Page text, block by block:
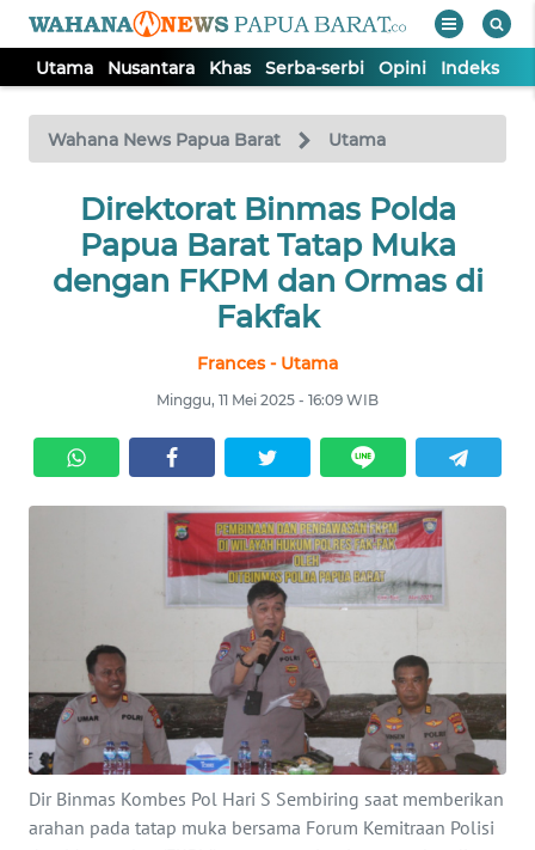
Utama Nusantara Khas Serba-serbi Opini Indeks
Wahana News Papua Barat Utama
Direktorat Binmas Polda
Papua Barat Tatap Muka
dengan FKPM dan Ormas di
Fakfak
Frances - Utama
Minggu, 11 Mei 2025 - 16:09 WIB
Dir Binmas Kombes Pol Hari S Sembiring saat memberikan
arahan pada tatap muka bersama Forum Kemitraan Polisi
TV
Tutup
UTAMA
NUSANTARA
SERBI
OPINI
KONTAK
KAMI
INFO
IKLAN